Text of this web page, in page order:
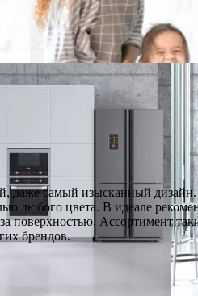
самый изысканный
любого цвета. В идеале
поверхностью. Ассортимент
брендов.